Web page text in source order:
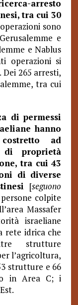
arresto
tra cui 30
sono
e
e Nablus
operazioni si
265 arresti,
tra cui
di permessi
hanno
ad
di proprietà
tra cui 43
di diverse
[seguono
colpite
Massafer
israeliane
rete idrica che
strutture
l’agricoltura,
strutture e 66
in Area C; i